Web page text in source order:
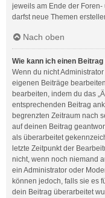
jeweils am Ende der Foren-
darfst neue Themen
Nach oben
Wie kann ich einen
Wenn du nicht
eigenen Beiträge
bearbeiten, indem du das
entsprechenden Beitrag
begrenzten Zeitraum nach
auf deinen Beitrag
als überarbeitet
letzte Zeitpunkt der
nicht, wenn noch niemand
ein Administrator oder
können jedoch, falls sie es
dein Beitrag überarbeitet